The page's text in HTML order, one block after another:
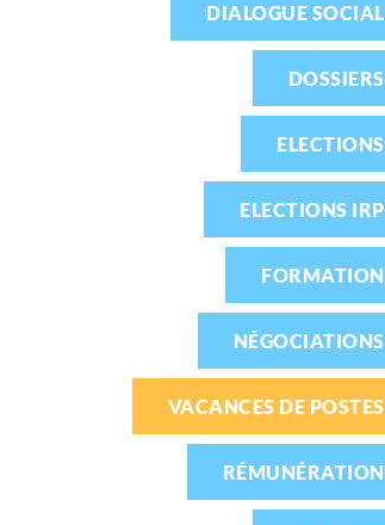
DIALOGUE SOCIAL
DOSSIERS
ELECTIONS
ELECTIONS IRP
FORMATION
NÉGOCIATIONS
VACANCES DE POSTES
RÉMUNÉRATION